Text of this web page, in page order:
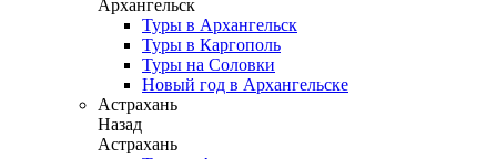
Архангельск
Туры в Архангельск
Туры в Каргополь
Туры на Соловки
Новый год в Архангельске
Астрахань
Назад
Астрахань